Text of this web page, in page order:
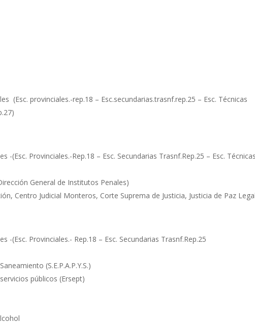
(Esc. provinciales.-rep.18 – Esc.secundarias.trasnf.rep.25 – Esc. Técnicas
-(Esc. Provinciales.-Rep.18 – Esc. Secundarias Trasnf.Rep.25 – Esc.
General de Institutos Penales)
Centro Judicial Monteros, Corte Suprema de Justicia, Justicia de Paz
-(Esc. Provinciales.- Rep.18 – Esc. Secundarias Trasnf.Rep.25
(S.E.P.A.P.Y.S.)
públicos (Ersept)